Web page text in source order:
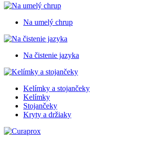
Na umelý chrup
Na čistenie jazyka
Kelímky a stojančeky
Kelímky
Stojančeky
Kryty a držiaky